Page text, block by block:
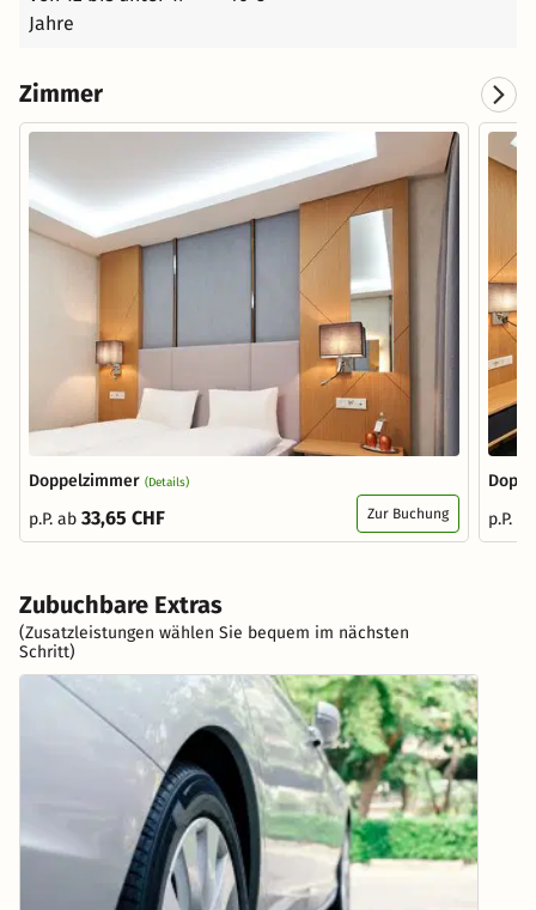
Jahre
Zimmer
Doppelzimmer (Details)
p.P. ab 33,65 CHF Zur Buchung
p.P.
Zubuchbare Extras
(Zusatzleistungen wählen Sie bequem im nächsten
Schritt)